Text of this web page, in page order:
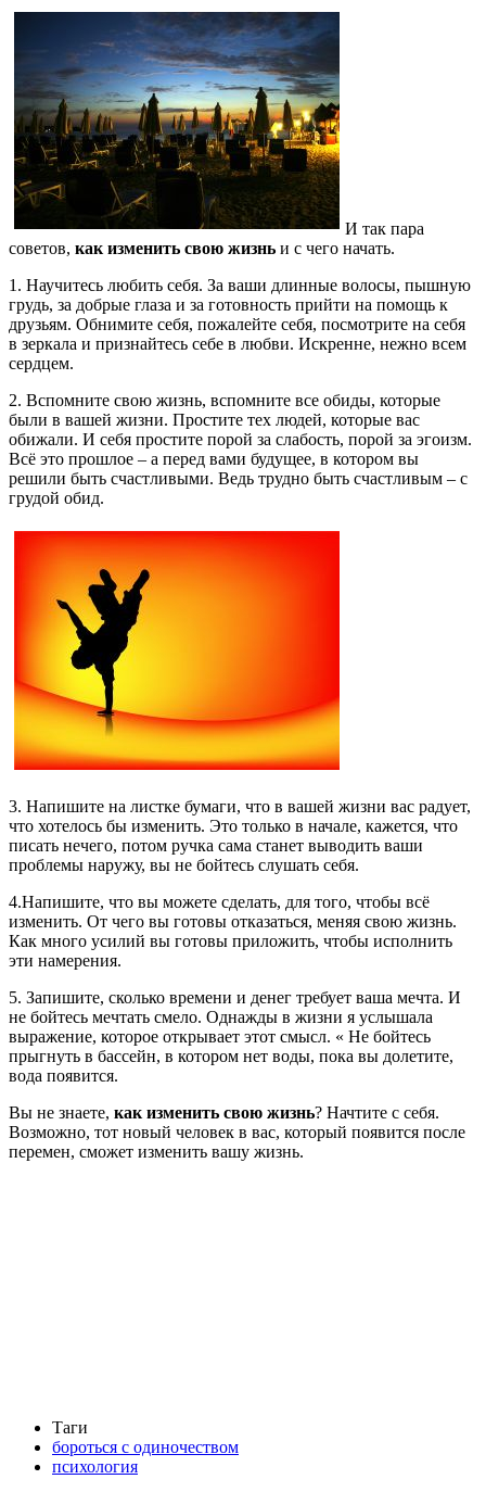
И так пара
советов, как изменить свою жизнь и с чего начать.
1. Научитесь любить себя. За ваши длинные волосы, пышную
грудь, за добрые глаза и за готовность прийти на помощь к
друзьям. Обнимите себя, пожалейте себя, посмотрите на себя
в зеркала и признайтесь себе в любви. Искренне, нежно всем
сердцем.
2. Вспомните свою жизнь, вспомните все обиды, которые
были в вашей жизни. Простите тех людей, которые вас
обижали. И себя простите порой за слабость, порой за эгоизм.
Всё это прошлое – а перед вами будущее, в котором вы
решили быть счастливыми. Ведь трудно быть счастливым – с
грудой обид.
3. Напишите на листке бумаги, что в вашей жизни вас радует,
что хотелось бы изменить. Это только в начале, кажется, что
писать нечего, потом ручка сама станет выводить ваши
проблемы наружу, вы не бойтесь слушать себя.
4.Напишите, что вы можете сделать, для того, чтобы всё
изменить. От чего вы готовы отказаться, меняя свою жизнь.
Как много усилий вы готовы приложить, чтобы исполнить
эти намерения.
5. Запишите, сколько времени и денег требует ваша мечта. И
не бойтесь мечтать смело. Однажды в жизни я услышала
выражение, которое открывает этот смысл. « Не бойтесь
прыгнуть в бассейн, в котором нет воды, пока вы долетите,
вода появится.
Вы не знаете, как изменить свою жизнь? Начтите с себя.
Возможно, тот новый человек в вас, который появится после
перемен, сможет изменить вашу жизнь.
Таги
бороться с одиночеством
психология